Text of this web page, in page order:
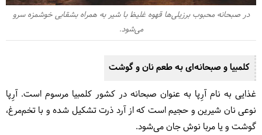
در صبحانه محبوب برزیلی‌ها قهوه غلیظ با شیر به همراه بشقابی خوشمزه سرو
می‌شود.
کلمبیا و صبحانه‌ای به طعم نان و گوشت
غذایی به نام آرِپا به عنوان صبحانه در کشور کلمبیا مرسوم است. آرِپا
نوعی نان شیرین و حجیم است که از آرد ذرت تشکیل شده و با تخم‌مرغ،
گوشت و یا مربا نوش جان می‌شود.